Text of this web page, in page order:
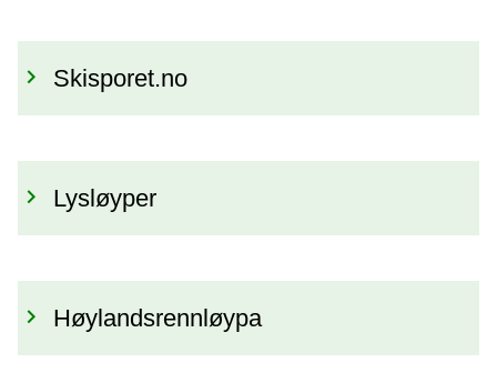
Skisporet.no
Lysløyper
Høylandsrennløypa